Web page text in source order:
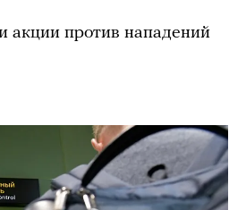
против нападений